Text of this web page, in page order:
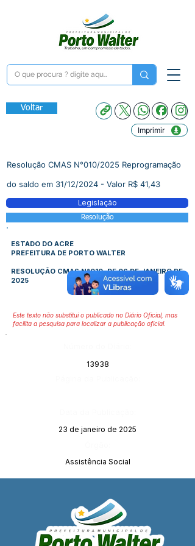
Voltar
Imprimir
Resolução CMAS N°010/2025 Reprogramação
do saldo em 31/12/2024 - Valor R$ 41,43
Legislação
Resolução
ESTADO DO ACRE
PREFEITURA DE PORTO WALTER
RESOLUÇÃO CMAS N°010, DE 06 DE JANEIRO DE
2025
Este texto não substitui o publicado no Diário Oficial, mas
facilita a pesquisa para localizar a publicação oficial.
13938
23 de janeiro de 2025
Assistência Social